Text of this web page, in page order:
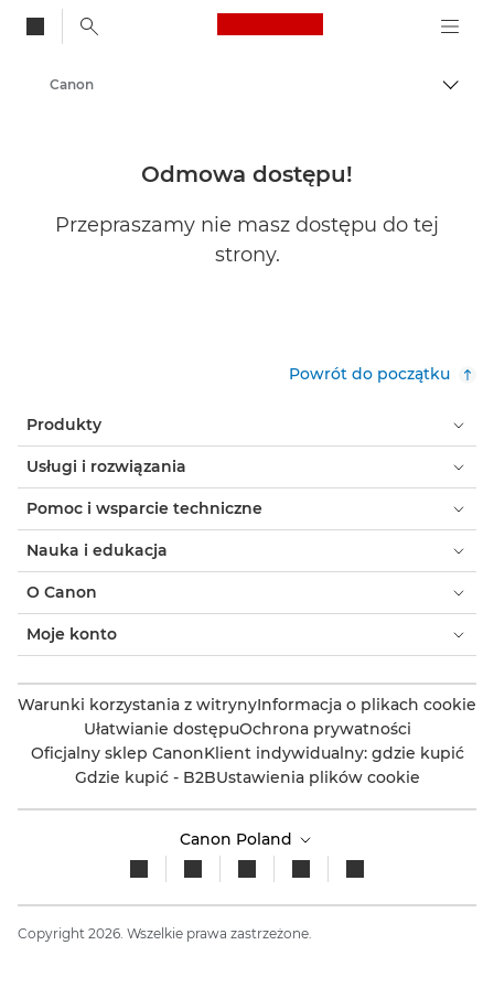
Canon Logo, back
Canon
Odmowa dostępu!
Przepraszamy nie masz dostępu do tej
strony.
Powrót do początku
Produkty
Usługi i rozwiązania
Pomoc i wsparcie techniczne
Nauka i edukacja
O Canon
Moje konto
Warunki korzystania z witrynyInformacja o plikach cookie
Ułatwianie dostępuOchrona prywatności
Oficjalny sklep CanonKlient indywidualny: gdzie kupić
Gdzie kupić - B2BUstawienia plików cookie
Canon Poland
Copyright 2026. Wszelkie prawa zastrzeżone.